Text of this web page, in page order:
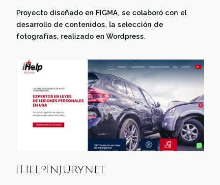
Proyecto diseñado en FIGMA, se colaboró con el
desarrollo de contenidos, la selección de
fotografías, realizado en Wordpress.
iHelpInjury.net